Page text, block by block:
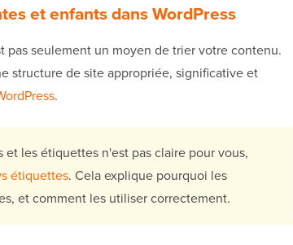
et enfants dans WordPress
pas seulement un moyen de trier votre contenu.
structure de site appropriée, significative et
.
les étiquettes n'est pas claire pour vous,
étiquettes. Cela explique pourquoi les
et comment les utiliser correctement.